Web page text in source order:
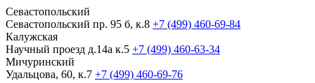
Севастопольский
Севастопольский пр. 95 б, к.8 +7 (499) 460-69-84
Калужская
Научный проезд д.14а к.5 +7 (499) 460-63-34
Мичуринский
Удальцова, 60, к.7 +7 (499) 460-69-76